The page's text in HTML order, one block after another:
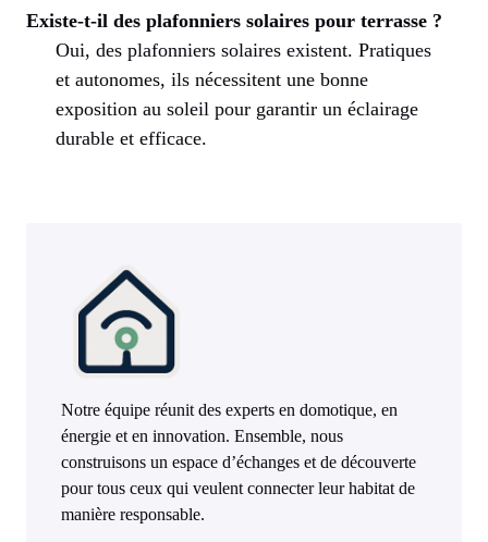
Existe-t-il des plafonniers solaires pour terrasse ?
Oui, des plafonniers solaires existent. Pratiques
et autonomes, ils nécessitent une bonne
exposition au soleil pour garantir un éclairage
durable et efficace.
Notre équipe réunit des experts en domotique, en
énergie et en innovation. Ensemble, nous
construisons un espace d’échanges et de découverte
pour tous ceux qui veulent connecter leur habitat de
manière responsable.